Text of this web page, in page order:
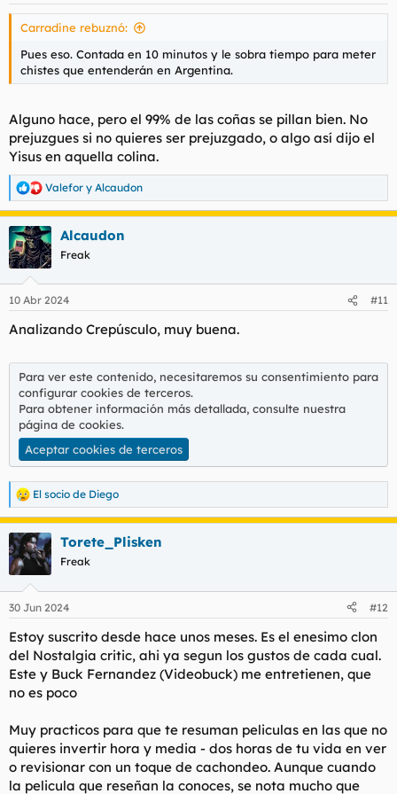
s
Carradine rebuznó:
Pues eso. Contada en 10 minutos y le sobra tiempo para meter
chistes que entenderán en Argentina.
Alguno hace, pero el 99% de las coñas se pillan bien. No
prejuzgues si no quieres ser prejuzgado, o algo así dijo el
Yisus en aquella colina.
R
e
a
c
c
i
e
:
Valefor y Alcaudon
Alcaudon
Freak
10 Abr 2024 #11
Analizando Crepúsculo, muy buena.
Para ver este contenido, necesitaremos su consentimiento para
configurar cookies de terceros.
Para obtener información más detallada, consulte nuestra
página de cookies.
Aceptar cookies de terceros
R
e
a
c
c
i
e
:
El socio de Diego
Torete_Plisken
Freak
30 Jun 2024 #12
Estoy suscrito desde hace unos meses. Es el enesimo clon
del Nostalgia critic, ahi ya segun los gustos de cada cual.
Este y Buck Fernandez (Videobuck) me entretienen, que
no es poco
Muy practicos para que te resuman peliculas en las que no
quieres invertir hora y media - dos horas de tu vida en ver
o revisionar con un toque de cachondeo. Aunque cuando
la pelicula que reseñan la conoces, se nota mucho que